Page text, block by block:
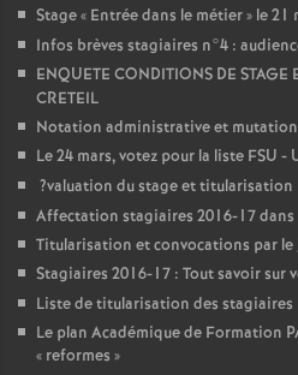
Stage « Entrée dans le métier» le 21
Infos brèves stagiaires n°4 :
ENQUETE CONDITIONS DE STAGE
CRETEIL
Notation administrative et
Le 24 mars, votez pour la liste FSU -
?valuation du stage et titularisation
Affectation stagiaires 2016-17 dans
Titularisation et convocations par le
Stagiaires 2016-17 : Tout savoir sur
Liste de titularisation des stagiaires
Le plan Académique de Formation
« reformes »